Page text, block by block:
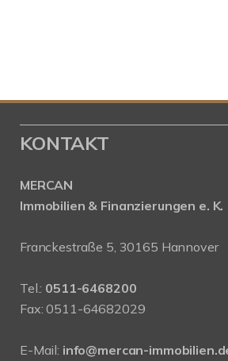
KONTAKT
MERCAN
Immobilien & Finanzierungen e. K.
Franckestraße 5, 30165 Hannover
Tel.: 0511-6468200
Fax: 0511-64682029
E-Mail: info@mercan-